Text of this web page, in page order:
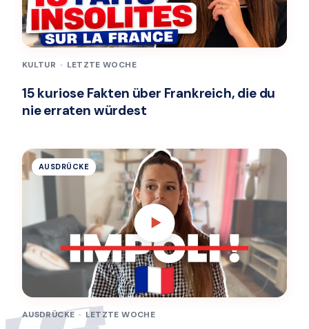
KULTUR · LETZTE WOCHE
15 kuriose Fakten über Frankreich, die du
nie erraten würdest
AUSDRÜCKE
AUSDRÜCKE · LETZTE WOCHE